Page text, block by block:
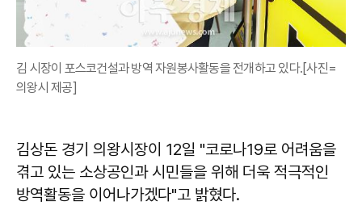
김 시장이 포스코건설과 방역 자원봉사활동을 전개하고 있다.[사진=
의왕시 제공]
김상돈 경기 의왕시장이 12일 "코로나19로 어려움을
겪고 있는 소상공인과 시민들을 위해 더욱 적극적인
방역활동을 이어나가겠다"고 밝혔다.